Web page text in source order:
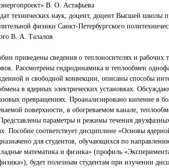
В. О. Астафьева
технических наук, доцент, доцент Высшей школы
физики Санкт-Петербургского
В. А. Талалов
приведены сведения о теплоносителях и рабочих
Рассмотрены гидродинамика и теплообмен
и свободной конвекции, описаны способы
в ядерных электрических установках.
превращениях. Проанализировано кипение в
поверхности, в обогреваемом канале,
параметры и режимы течения
Пособие соответствует дисциплине «Основы
для студентов, обучающихся по
математика и физика» (профиль
будет полезным студентам при изучении